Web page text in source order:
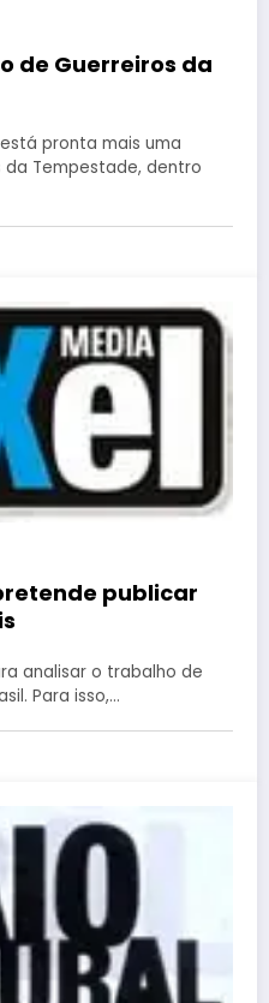
de Guerreiros da
pronta mais uma
Tempestade, dentro
publicar
analisar o trabalho de
Para isso,…